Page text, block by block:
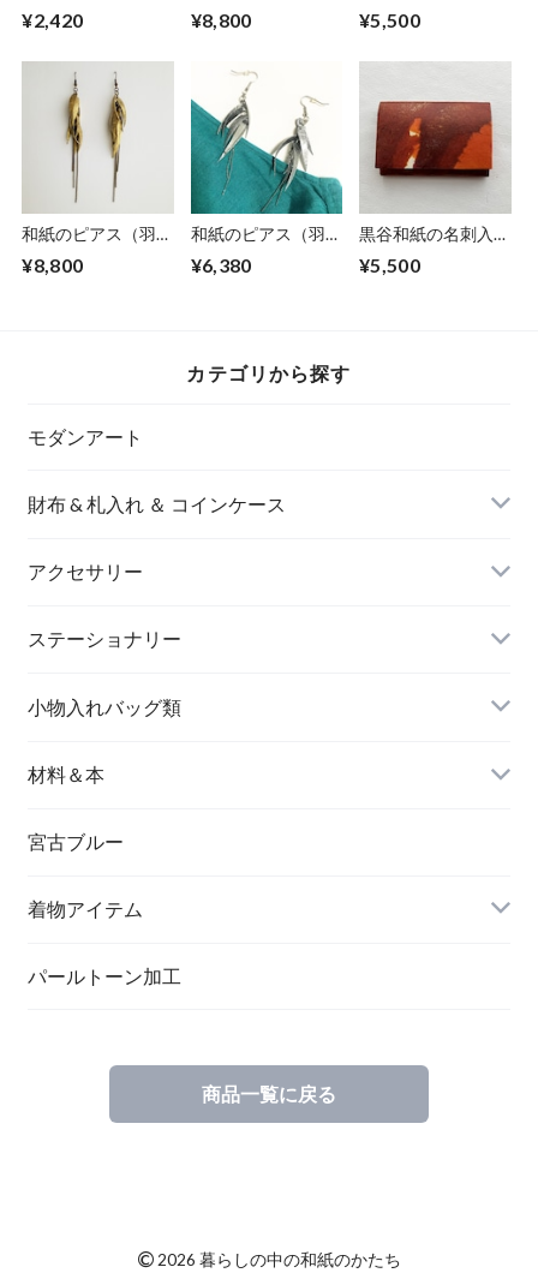
S
¥2,420 ¥8,800 ¥5,500
和紙のピアス（羽）
¥8,800
和紙のピアス（羽）
¥6,380
黒谷和紙の名刺入れ
¥5,500
カテゴリから探す
モダンアート
財布 & 札入れ ＆ コインケース
長財布
アクセサリー
イヤリング＆ピアス
バングル＆ブレスレット
ペンダント
ブローチ
ステーショナリー
名刺入れ
メッセージカード
一筆箋
小物入れバッグ類
バッグ
材料＆本
ハンドメイドキット
宮古ブルー
着物アイテム
パールトーン加工
商品一覧に戻る
© 2026 暮らしの中の和紙のかたち